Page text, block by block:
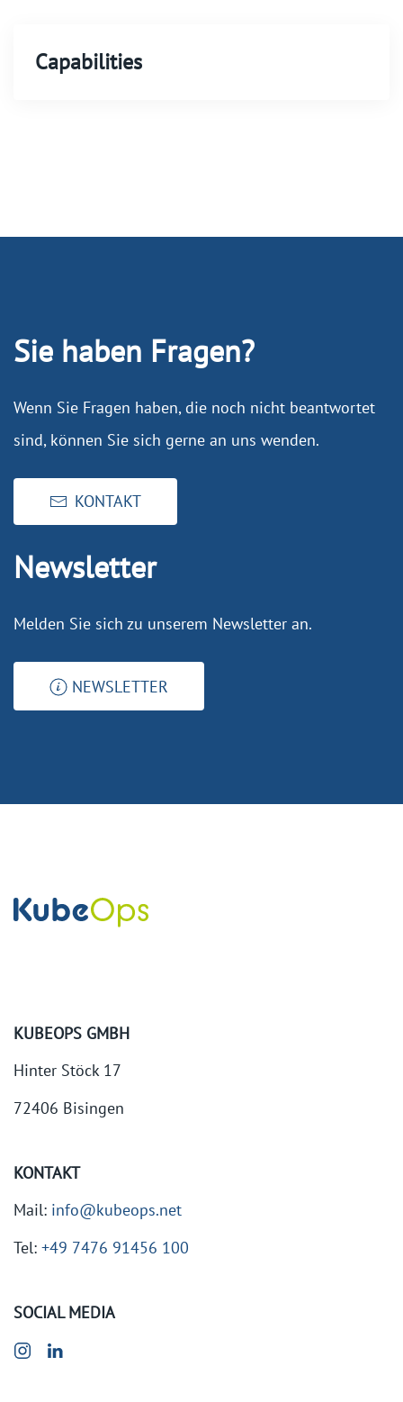
Capabilities
Sie haben Fragen?
Wenn Sie Fragen haben, die noch nicht beantwortet
sind, können Sie sich gerne an uns wenden.
KONTAKT
Newsletter
Melden Sie sich zu unserem Newsletter an.
NEWSLETTER
KUBEOPS GMBH
Hinter Stöck 17
72406 Bisingen
KONTAKT
Mail: info@kubeops.net
Tel: +49 7476 91456 100
SOCIAL MEDIA